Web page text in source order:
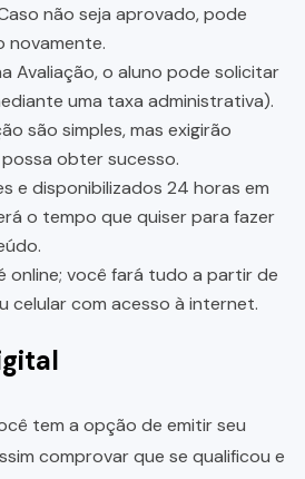
não seja aprovado, pode
novamente.
Avaliação, o aluno pode solicitar
uma taxa administrativa).
são simples, mas exigirão
obter sucesso.
e disponibilizados 24 horas em
o tempo que quiser para fazer
online; você fará tudo a partir de
celular com acesso à internet.
tem a opção de emitir seu
comprovar que se qualificou e